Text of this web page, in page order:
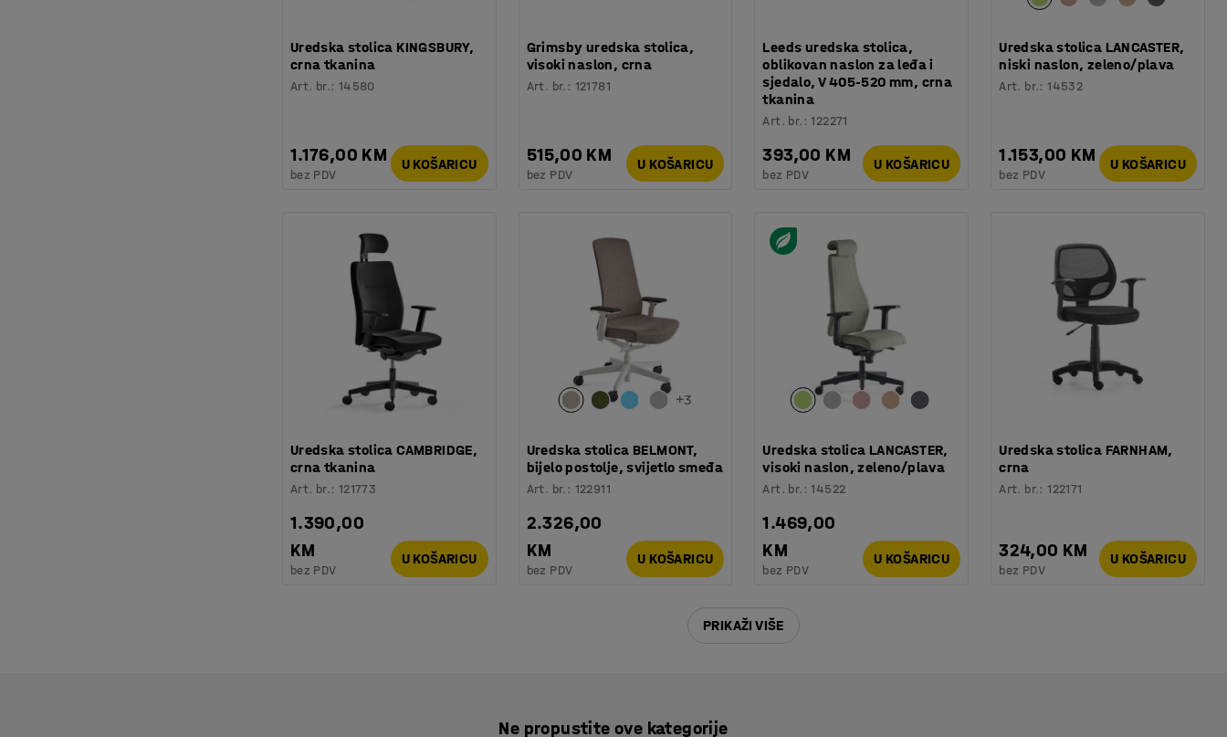
Uredska stolica KINGSBURY,
crna tkanina
Art. br.: 14580
1.176,00 KM
bez PDV
U KOŠARICU
Grimsby uredska stolica,
visoki naslon, crna
Art. br. : 121781
515,00 KM
bez PDV
U KOŠARICU
Leeds uredska stolica,
oblikovan naslon za leđa i
sjedalo, V 405-520 mm, crna
tkanina
Art. br. :122271
393,00 KM
bez PDV
U KOŠARICU
Uredska stolica LANCASTER,
niski naslon, zeleno/plava
Art. br.:14532
1.153,00 KM
bez PDV
U KOŠARICU
Uredska stolica CAMBRIDGE,
crna tkanina
Art. br.: 121773
1.390,00
KM
bez PDV
U KOŠARICU
+3
Uredska stolica BELMONT,
bijelo postolje, svijetlo smeđa
Art. br. : 122911
2.326,00
KM
bez PDV
U KOŠARICU
Uredska stolica LANCASTER,
visoki naslon, zeleno/plava
Art. br. :14522
1.469,00
KM
bez PDV
U KOŠARICU
Uredska stolica FARNHAM,
crna
Art. br.:122171
324,00 KM
bez PDV
U KOŠARICU
PRIKAŽI VIŠE
Ne propustite ove kategorije